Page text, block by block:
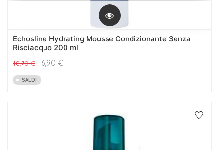
Echosline Hydrating Mousse Condizionante Senza
Risciacquo 200 ml
18,70€ 6,90 €
SALDI